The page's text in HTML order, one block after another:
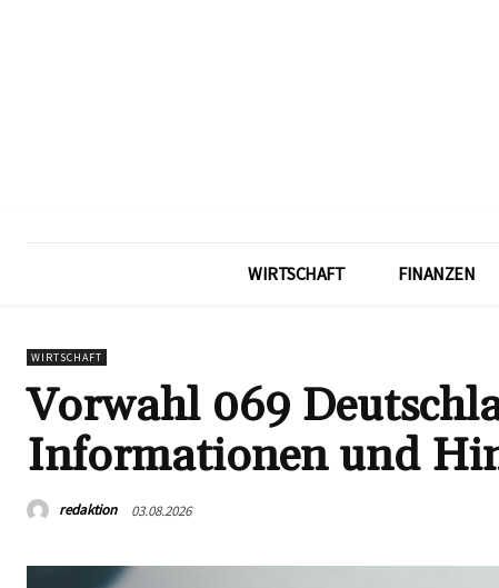
WIRTSCHAFT FINANZEN
WIRTSCHAFT
Vorwahl 069
Informationen und
redaktion 03.08.2026